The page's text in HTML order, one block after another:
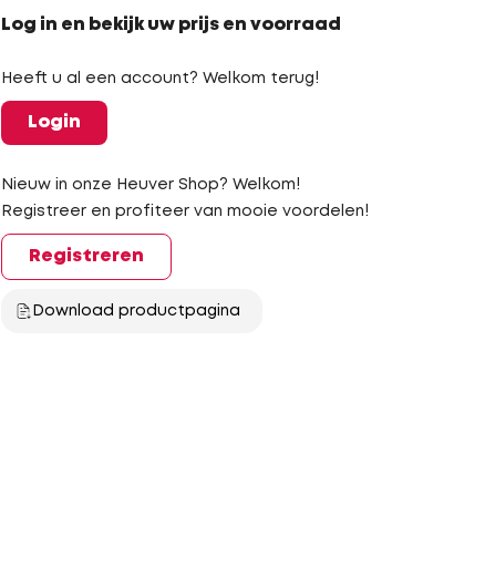
Log in en bekijk uw prijs en voorraad
Heeft u al een account? Welkom terug!
Login
Nieuw in onze Heuver Shop? Welkom!
Registreer en profiteer van mooie voordelen!
Registreren
Download productpagina